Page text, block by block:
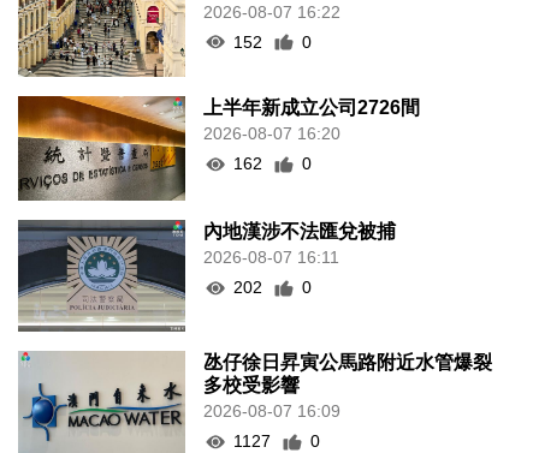
2026-08-07 16:22
152
0
上半年新成立公司2726間
2026-08-07 16:20
162
0
內地漢涉不法匯兌被捕
2026-08-07 16:11
202
0
氹仔徐日昇寅公馬路附近水管爆裂
多校受影響
2026-08-07 16:09
1127
0